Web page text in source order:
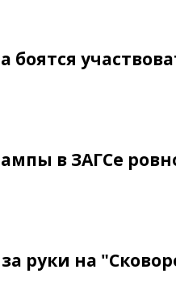
в ЗАГСе
руки на